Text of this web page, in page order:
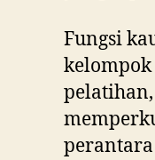
Fungsi